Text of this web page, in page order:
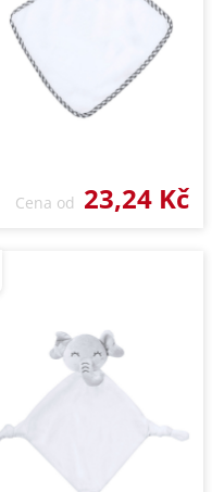
Cena od 23,24 Kč